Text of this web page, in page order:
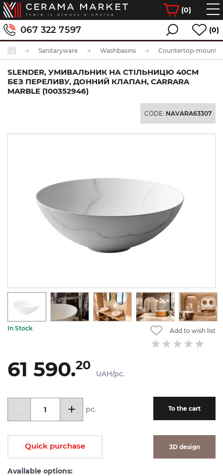
(0)
067 322 7597 (0)
Sanitaryware Washbasins Countertop-
SLENDER, УМИВАЛЬНИК НА СТІЛЬНИЦЮ 40СМ
БЕЗ ПЕРЕЛИВУ, ДОННИЙ КЛАПАН, CARRARA
MARBLE (100352946)
CODE: NAVARA63307
In Stock Add to wish list
61 590.20
UAH/pc.
pc. To the cart
Quick purchase 3D design
Available options: